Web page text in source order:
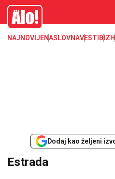
Estrada, poznati, VIP
Alo
NAJNOVIJENASLOVNAVESTI BIZ
Dodaj kao željeni
Estrada